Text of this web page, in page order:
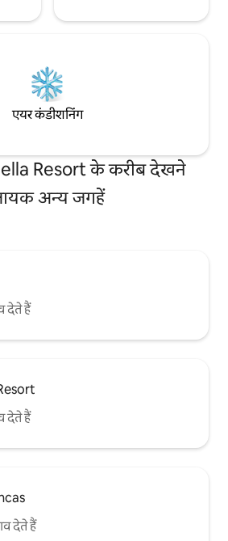
एयर कंडीशनिंग
Resort के करीब देखने
अन्य जगहें
देते हैं
देते हैं
देते हैं